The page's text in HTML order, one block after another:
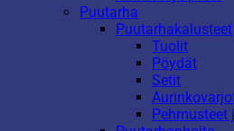
Puutarha
Puutarhakalusteet
Tuolit
Pöydät
Setit